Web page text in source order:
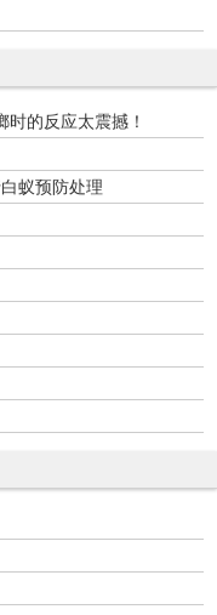
的反应太震撼！
蚁预防处理